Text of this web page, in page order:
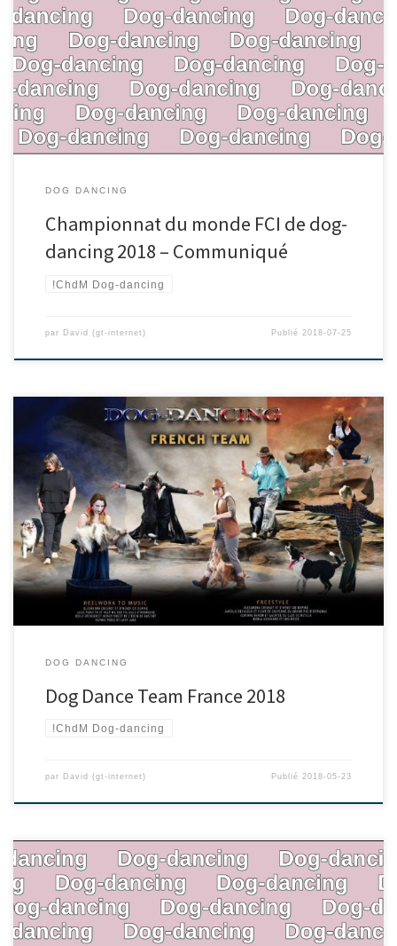
DOG DANCING
Championnat du monde FCI de dog-
dancing 2018 – Communiqué
!ChdM Dog-dancing
par David (gt-internet) Publié 2018-07-25
DOG DANCING
Dog Dance Team France 2018
!ChdM Dog-dancing
par David (gt-internet) Publié2018-05-23